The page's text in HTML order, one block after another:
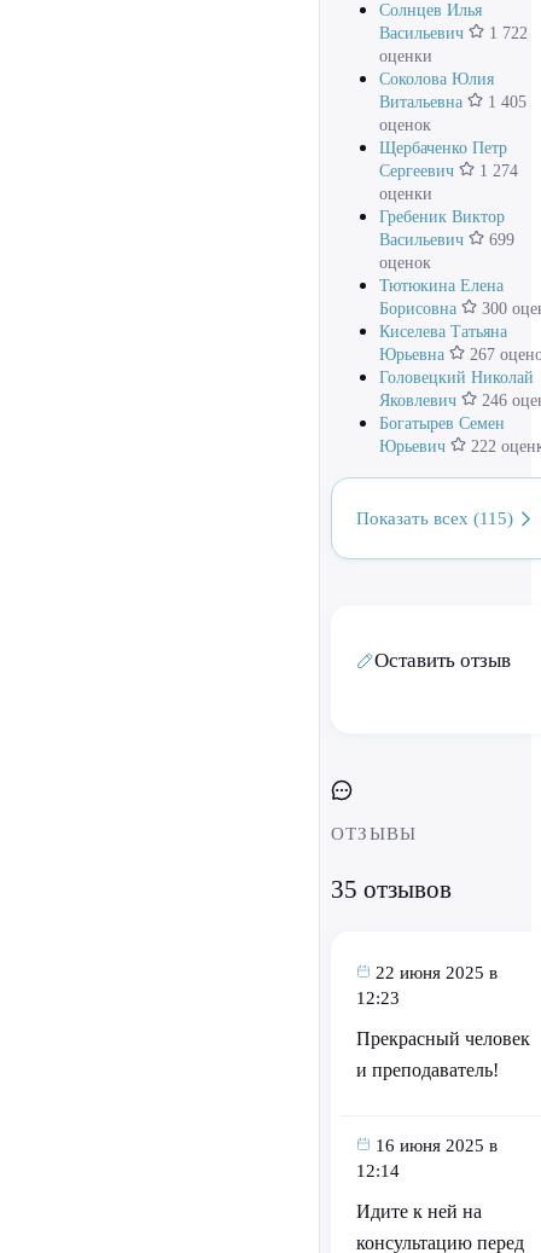
Солнцев Илья
Васильевич
1 722
оценки
Соколова Юлия
Витальевна
1 405
оценок
Щербаченко Петр
Сергеевич
1 274
оценки
Гребеник Виктор
Васильевич
699
оценок
Тютюкина Елена
Борисовна
300
Киселева Татьяна
Юрьевна
267
Головецкий Николай
Яковлевич
246
Богатырев Семен
Юрьевич
222
Показать всех (115)
Оставить отзыв
ОТЗЫВЫ
35 отзывов
22 июня 2025 в
12:23
Прекрасный человек
и преподаватель!
16 июня 2025 в
12:14
Идите к ней на
консультацию перед